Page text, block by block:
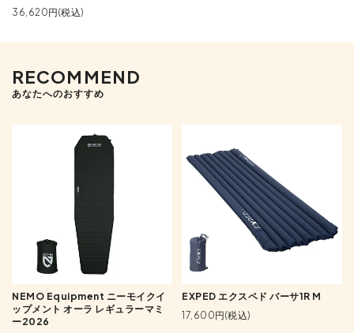
36,620円(税込)
RECOMMEND
あなたへのおすすめ
NEMO Equipment ニーモイクイ
ップメント オーラ レギュラーマミ
ー2026
EXPED エクスペド バーサ1R M
17,600円(税込)